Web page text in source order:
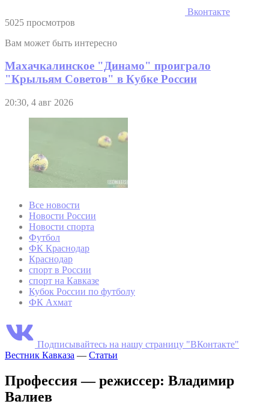
Вконтакте
5025 просмотров
Вам может быть интересно
Махачкалинское "Динамо" проиграло
"Крыльям Советов" в Кубке России
20:30, 4 авг 2026
Все новости
Новости России
Новости спорта
Футбол
ФК Краснодар
Краснодар
спорт в России
спорт на Кавказе
Кубок России по футболу
ФК Ахмат
Подписывайтесь на нашу страницу "ВКонтакте"
Вестник Кавказа — Статьи
Профессия — режиссер: Владимир
Валиев